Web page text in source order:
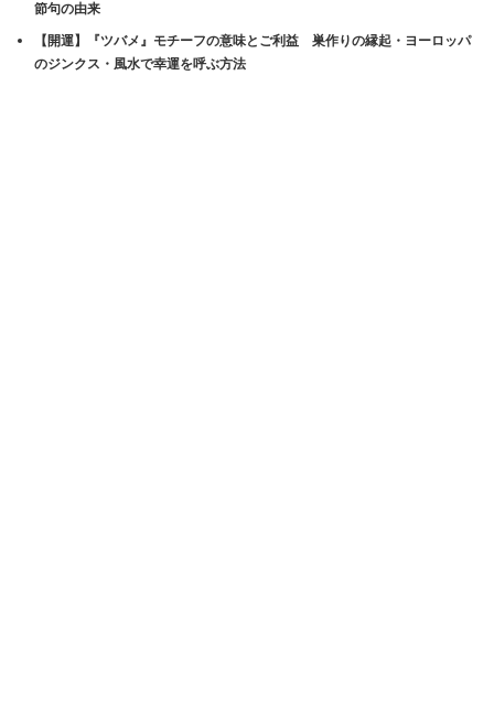
節句の由来
【開運】『ツバメ』モチーフの意味とご利益 巣作りの縁起・ヨーロッパ
のジンクス・風水で幸運を呼ぶ方法